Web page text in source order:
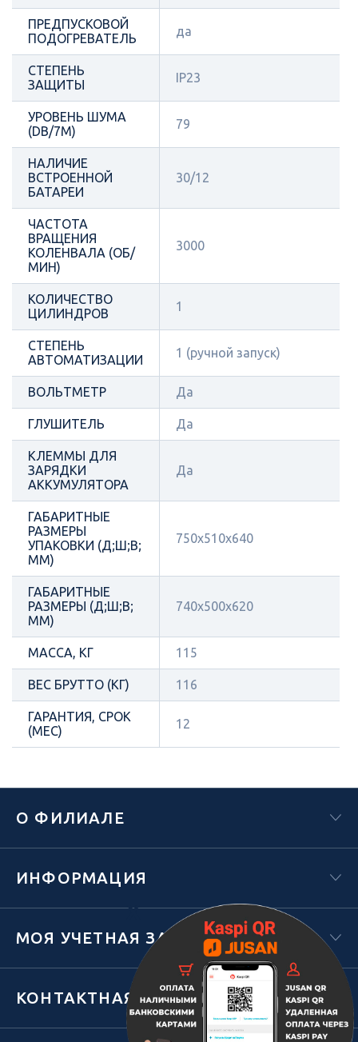
ПРЕДПУСКОВОЙ
ПОДОГРЕВАТЕЛЬ
да
СТЕПЕНЬ
ЗАЩИТЫ
IP23
УРОВЕНЬ ШУМА
(DB/7М)
79
НАЛИЧИЕ
ВСТРОЕННОЙ
БАТАРЕИ
30/12
ЧАСТОТА
ВРАЩЕНИЯ
КОЛЕНВАЛА (ОБ/
МИН)
3000
КОЛИЧЕСТВО
ЦИЛИНДРОВ
1
СТЕПЕНЬ
АВТОМАТИЗАЦИИ
1 (ручной запуск)
ВОЛЬТМЕТР Да
ГЛУШИТЕЛЬ Да
КЛЕММЫ ДЛЯ
ЗАРЯДКИ
АККУМУЛЯТОРА
Да
ГАБАРИТНЫЕ
РАЗМЕРЫ
УПАКОВКИ (Д;Ш;В;
ММ)
750х510х640
ГАБАРИТНЫЕ
РАЗМЕРЫ (Д;Ш;В;
ММ)
740х500х620
МАССА, КГ 115
ВЕС БРУТТО (КГ) 116
ГАРАНТИЯ, СРОК
(МЕС)
12
Х
О ФИЛИАЛЕ
ИНФОРМАЦИЯ
МОЯ УЧЕТНАЯ ЗАПИСЬ
КОНТАКТНАЯ ИНФОРМАЦИЯ